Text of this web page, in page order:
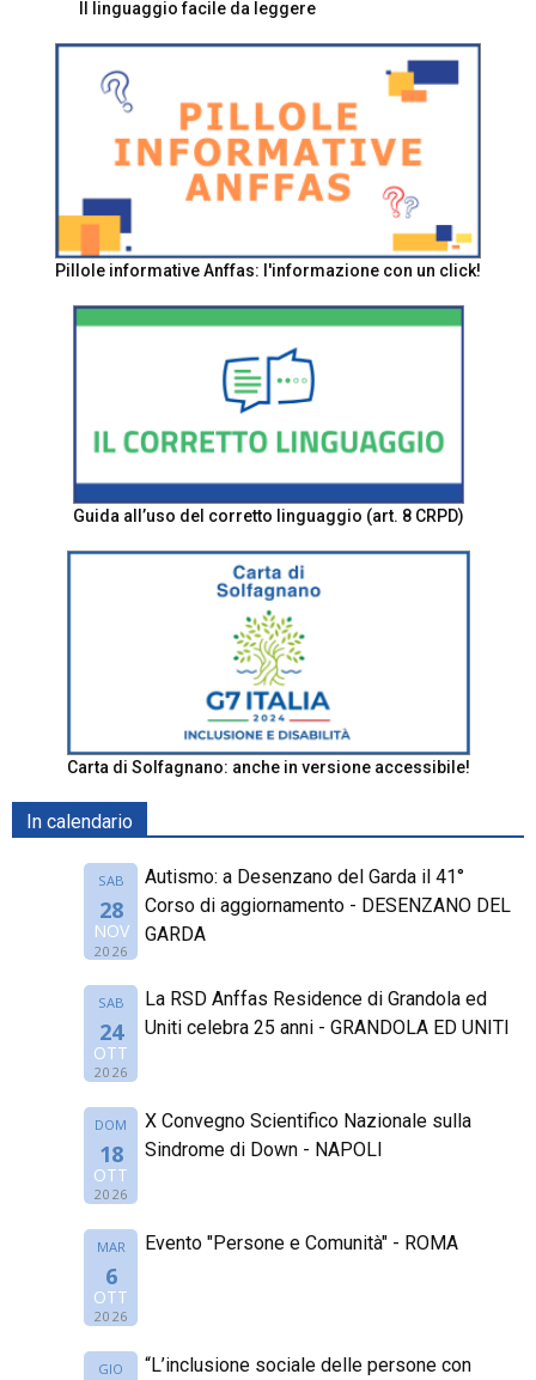
Il linguaggio facile da leggere
Pillole informative Anffas: l'informazione con un click!
Guida all’uso del corretto linguaggio (art. 8 CRPD)
Carta di Solfagnano: anche in versione accessibile!
In calendario
SAB
28
NOV
2026
Autismo: a Desenzano del Garda il 41°
Corso di aggiornamento - DESENZANO DEL
GARDA
SAB
24
OTT
2026
La RSD Anffas Residence di Grandola ed
Uniti celebra 25 anni - GRANDOLA ED UNITI
DOM
18
OTT
2026
X Convegno Scientifico Nazionale sulla
Sindrome di Down - NAPOLI
MAR
6
OTT
2026
Evento "Persone e Comunità" - ROMA
GIO
“L’inclusione sociale delle persone con